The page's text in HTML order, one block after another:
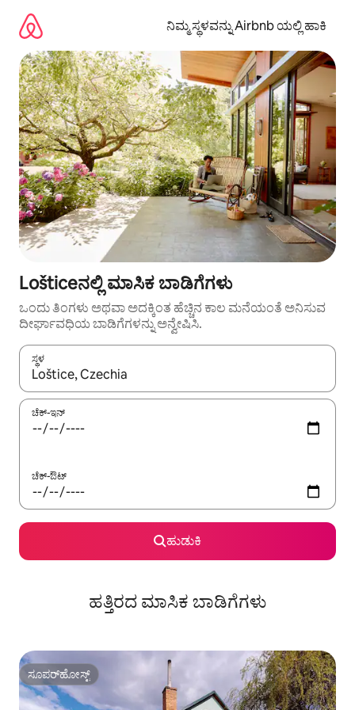
ಹೋಗಿ
ನಿಮ್ಮ ಸ್ಥಳವನ್ನು Airbnb ಯಲ್ಲಿ ಹಾಕಿ
Lošticeನಲ್ಲಿ ಮಾಸಿಕ ಬಾಡಿಗೆಗಳು
ಒಂದು ತಿಂಗಳು ಅಥವಾ ಅದಕ್ಕಿಂತ ಹೆಚ್ಚಿನ ಕಾಲ ಮನೆಯಂತೆ ಅನಿಸುವ
ದೀರ್ಘಾವಧಿಯ ಬಾಡಿಗೆಗಳನ್ನು ಅನ್ವೇಷಿಸಿ.
ಸ್ಥಳ
ಫಲಿತಾಂಶಗಳು ಲಭ್ಯವಿರುವಾಗ, ಅಪ್ ಮತ್ತು ಡೌನ್ ಬಾಣದ ಕೀಲಿಗಳೊಂದಿಗೆ
ಚೆಕ್-ಇನ್
ಚೆಕ್-ಔಟ್
ಹುಡುಕಿ
ಹತ್ತಿರದ ಮಾಸಿಕ ಬಾಡಿಗೆಗಳು
ಸೂಪರ್‌ಹೋಸ್ಟ್
ಸೂಪರ್‌ಹೋಸ್ಟ್